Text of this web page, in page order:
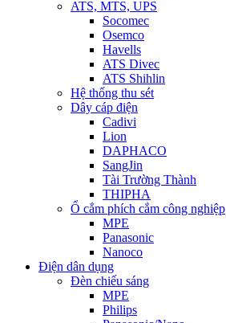
ATS, MTS, UPS
Socomec
Osemco
Havells
ATS Divec
ATS Shihlin
Hệ thống thu sét
Dây cáp điện
Cadivi
Lion
DAPHACO
SangJin
Tài Trường Thành
THIPHA
Ổ cắm phích cắm công nghiệp
MPE
Panasonic
Nanoco
Điện dân dụng
Đèn chiếu sáng
MPE
Philips